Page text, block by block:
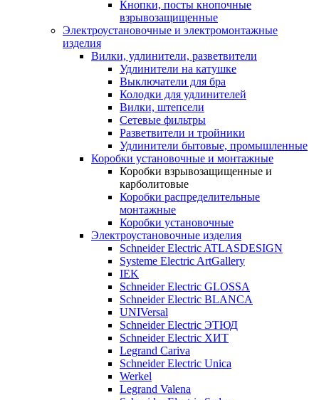
Кнопки, посты кнопочные
взрывозащищенные
Электроустановочные и электромонтажные
изделия
Вилки, удлинители, разветвители
Удлинители на катушке
Выключатели для бра
Колодки для удлинителей
Вилки, штепсели
Сетевые фильтры
Разветвители и тройники
Удлинители бытовые, промышленные
Коробки установочные и монтажные
Коробки взрывозащищенные и
карболитовые
Коробки распределительные
монтажные
Коробки установочные
Электроустановочные изделия
Schneider Electric ATLASDESIGN
Systeme Electric ArtGallery
IEK
Schneider Electric GLOSSA
Schneider Electric BLANCA
UNIVersal
Schneider Electric ЭТЮД
Schneider Electric ХИТ
Legrand Cariva
Schneider Electric Unica
Werkel
Legrand Valena